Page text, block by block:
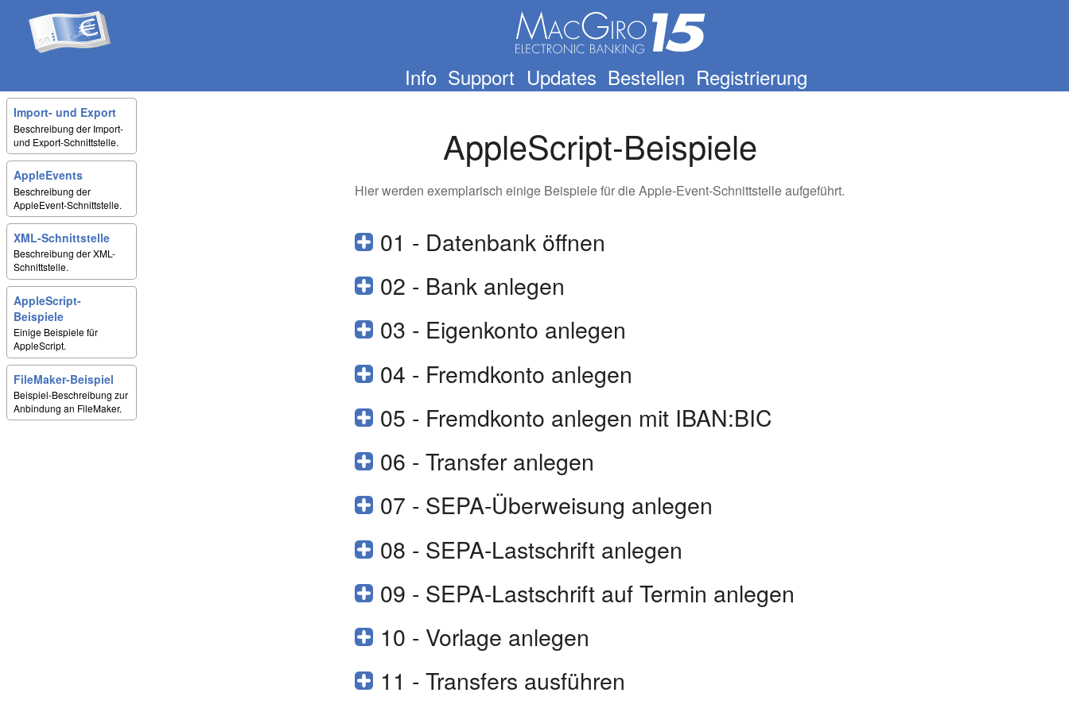
Info Support Updates Bestellen Registrierung
AppleScript-Beispiele
Hier werden exemplarisch einige Beispiele für die Apple-Event-Schnittstelle aufgeführt.
01 - Datenbank öffnen
02 - Bank anlegen
03 - Eigenkonto anlegen
04 - Fremdkonto anlegen
05 - Fremdkonto anlegen mit IBAN:BIC
06 - Transfer anlegen
07 - SEPA-Überweisung anlegen
08 - SEPA-Lastschrift anlegen
09 - SEPA-Lastschrift auf Termin anlegen
10 - Vorlage anlegen
11 - Transfers ausführen
Import- und Export
Beschreibung der Import-
und Export-Schnittstelle.
AppleEvents
Beschreibung der
AppleEvent-Schnittstelle.
XML-Schnittstelle
Beschreibung der XML-
Schnittstelle.
AppleScript-
Beispiele
Einige Beispiele für
AppleScript.
FileMaker-Beispiel
Beispiel-Beschreibung zur
Anbindung an FileMaker.